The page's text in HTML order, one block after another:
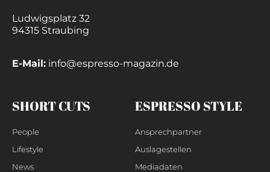
Ludwigsplatz 32
94315 Straubing
E-Mail: info@espresso-magazin.de
SHORT CUTS
People
Lifestyle
News
ESPRESSO STYLE
Ansprechpartner
Auslagestellen
Mediadaten